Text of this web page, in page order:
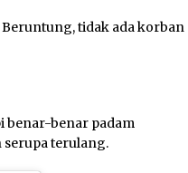
tidak ada korban
benar-benar padam
terulang.